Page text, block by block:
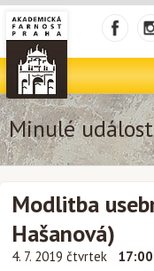
Minulé
Modlitba
Hašanová)
4. 7. 2019 čtvrtek